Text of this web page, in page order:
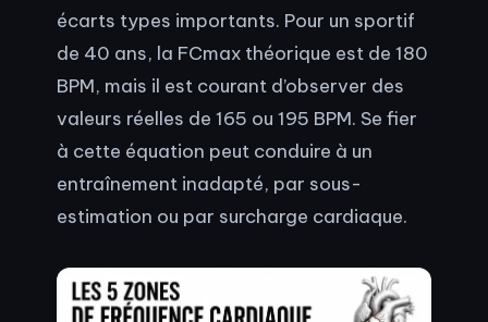
écarts types importants. Pour un sportif
de 40 ans, la FCmax théorique est de 180
BPM, mais il est courant d’observer des
valeurs réelles de 165 ou 195 BPM. Se fier
à cette équation peut conduire à un
entraînement inadapté, par sous-
estimation ou par surcharge cardiaque.